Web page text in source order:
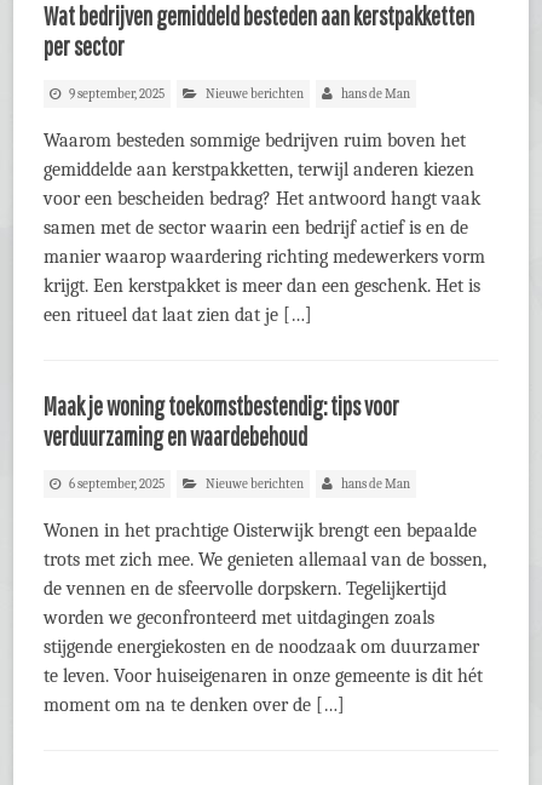
Wat bedrijven gemiddeld besteden aan kerstpakketten
per sector
9 september, 2025 Nieuwe berichten hans de Man
Waarom besteden sommige bedrijven ruim boven het
gemiddelde aan kerstpakketten, terwijl anderen kiezen
voor een bescheiden bedrag? Het antwoord hangt vaak
samen met de sector waarin een bedrijf actief is en de
manier waarop waardering richting medewerkers vorm
krijgt. Een kerstpakket is meer dan een geschenk. Het is
een ritueel dat laat zien dat je […]
Maak je woning toekomstbestendig: tips voor
verduurzaming en waardebehoud
6 september, 2025 Nieuwe berichten hans de Man
Wonen in het prachtige Oisterwijk brengt een bepaalde
trots met zich mee. We genieten allemaal van de bossen,
de vennen en de sfeervolle dorpskern. Tegelijkertijd
worden we geconfronteerd met uitdagingen zoals
stijgende energiekosten en de noodzaak om duurzamer
te leven. Voor huiseigenaren in onze gemeente is dit hét
moment om na te denken over de […]